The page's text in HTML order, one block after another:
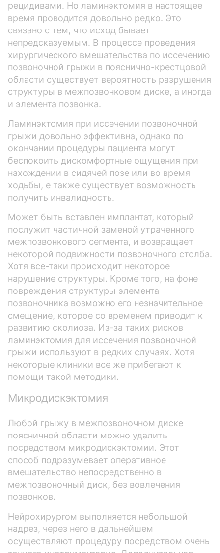
рецидивами. Но ламинэктомия в настоящее
время проводится довольно редко. Это
связано с тем, что исход бывает
непредсказуемым. В процессе проведения
хирургического вмешательства по иссечению
позвоночной грыжи в пояснично-крестцовой
области существует вероятность разрушения
структуры в межпозвонковом диске, а иногда
и элемента позвонка.
Ламинэктомия при иссечении позвоночной
грыжи довольно эффективна, однако по
окончании процедуры пациента могут
беспокоить дискомфортные ощущения при
нахождении в сидячей позе или во время
ходьбы, е также существует возможность
получить инвалидность.
Может быть вставлен имплантат, который
послужит частичной заменой утраченного
межпозвонкового сегмента, и возвращает
некоторой подвижности позвоночного столба.
Хотя все-таки происходит некоторое
нарушение структуры. Кроме того, на фоне
повреждения структуры элемента
позвоночника возможно его незначительное
смещение, которое со временем приводит к
развитию сколиоза. Из-за таких рисков
ламинэктомия для иссечения позвоночной
грыжи используют в редких случаях. Хотя
некоторые клиники все же прибегают к
помощи такой методики.
Микродискэктомия
Любой грыжу в межпозвоночном диске
поясничной области можно удалить
посредством микродискэктомии. Этот
способ подразумевает оперативное
вмешательство непосредственно в
межпозвоночный диск, без вовлечения
позвонков.
Нейрохирургом выполняется небольшой
надрез, через него в дальнейшем
осуществляют процедуру посредством очень